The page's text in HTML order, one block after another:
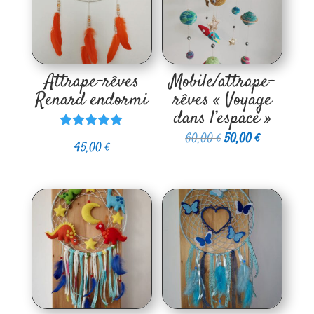
Attrape-rêves
Renard endormi
5.00
45,00€
Mobile/attrape-
rêves « Voyage
dans l’espace »
60,00€Le
était :
60,00 €.
50,00€Le